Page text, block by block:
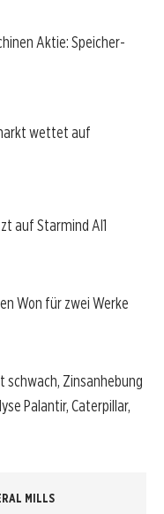
Aktie: Speicher-
wettet auf
auf Starmind AI1
Won für zwei Werke
schwach, Zinsanhebung
Palantir, Caterpillar,
MILLS